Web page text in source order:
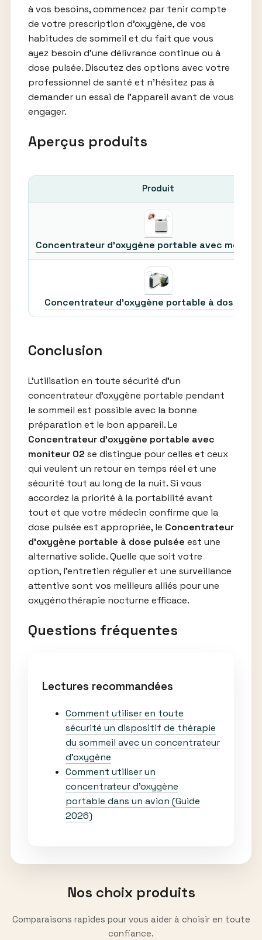
à vos besoins, commencez par tenir compte
de votre prescription d’oxygène, de vos
habitudes de sommeil et du fait que vous
ayez besoin d’une délivrance continue ou à
dose pulsée. Discutez des options avec votre
professionnel de santé et n’hésitez pas à
demander un essai de l’appareil avant de vous
engager.
Aperçus produits
Produit
Concentrateur d’oxygène portable avec
Concentrateur d’oxygène portable à dose
Conclusion
L’utilisation en toute sécurité d’un
concentrateur d’oxygène portable pendant
le sommeil est possible avec la bonne
préparation et le bon appareil. Le
Concentrateur d’oxygène portable avec
moniteur O2 se distingue pour celles et ceux
qui veulent un retour en temps réel et une
sécurité tout au long de la nuit. Si vous
accordez la priorité à la portabilité avant
tout et que votre médecin confirme que la
dose pulsée est appropriée, le Concentrateur
d’oxygène portable à dose pulsée est une
alternative solide. Quelle que soit votre
option, l’entretien régulier et une surveillance
attentive sont vos meilleurs alliés pour une
oxygénothérapie nocturne efficace.
Questions fréquentes
Lectures recommandées
Comment utiliser en toute
sécurité un dispositif de thérapie
du sommeil avec un concentrateur
d’oxygène
Comment utiliser un
concentrateur d’oxygène
portable dans un avion (Guide
2026)
Nos choix produits
Comparaisons rapides pour vous aider à choisir en toute
confiance.